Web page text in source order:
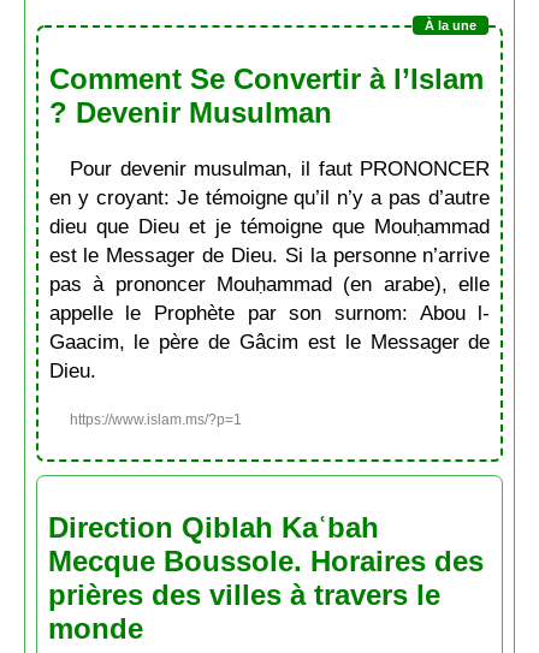
Comment Se Convertir à l’Islam
? Devenir Musulman
Pour devenir musulman, il faut PRONONCER
en y croyant: Je témoigne qu’il n’y a pas d’autre
dieu que Dieu et je témoigne que Mouḥammad
est le Messager de Dieu. Si la personne n’arrive
pas à prononcer Mouḥammad (en arabe), elle
appelle le Prophète par son surnom: Abou l-
Gaacim, le père de Gâcim est le Messager de
Dieu.
https://www.islam.ms/?p=1
Direction Qiblah Kaʿbah
Mecque Boussole. Horaires des
prières des villes à travers le
monde